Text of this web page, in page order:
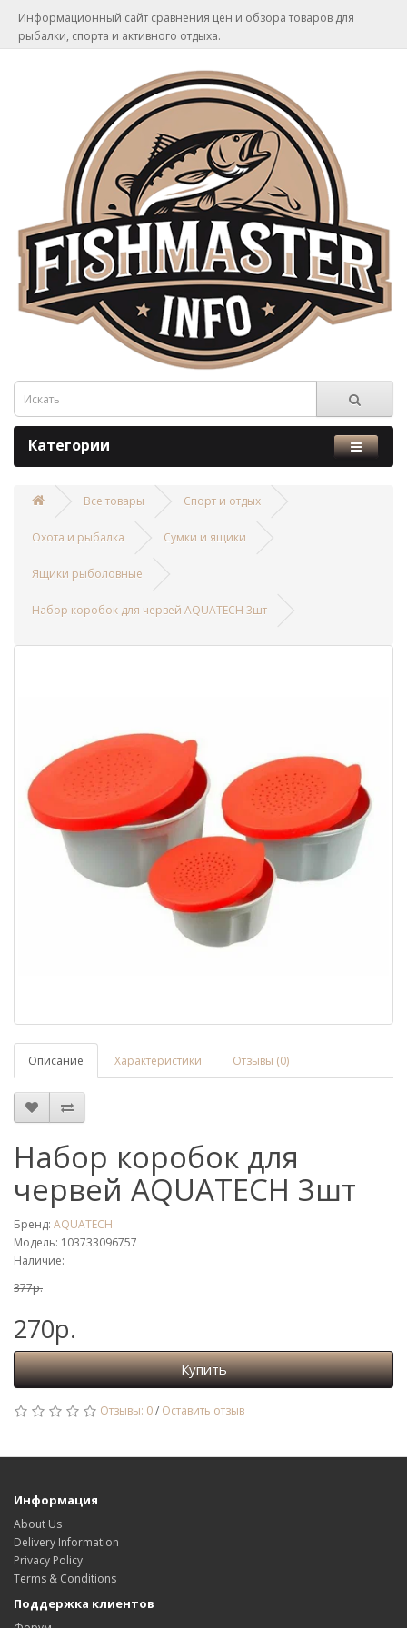
Информационный сайт сравнения цен и обзора товаров для
рыбалки, спорта и активного отдыха.
Категории
Все товары Спорт и отдых
Охота и рыбалка Сумки и ящики
Ящики рыболовные
Набор коробок для червей AQUATECH 3шт
Описание Характеристики Отзывы (0)
Набор коробок для
червей AQUATECH 3шт
Бренд: AQUATECH
Модель: 103733096757
Наличие:
377р.
270р.
Купить
Отзывы: 0/ Оставить отзыв
Информация
About Us
Delivery Information
Privacy Policy
Terms & Conditions
Поддержка клиентов